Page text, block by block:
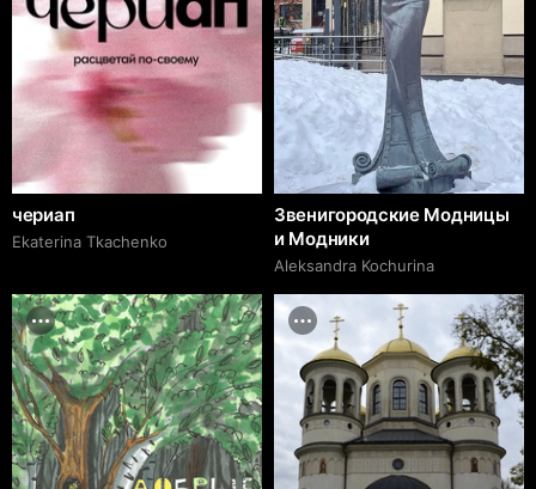
чериап
Ekaterina Tkachenko
Звенигородские Модницы
и Модники
Aleksandra Kochurina